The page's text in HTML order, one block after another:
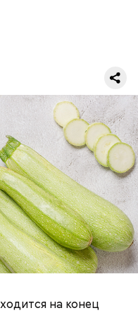
на конец